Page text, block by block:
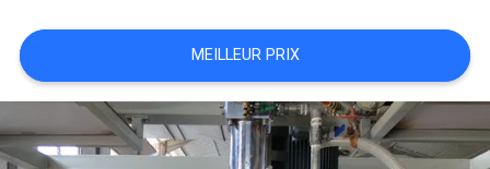
PLAN
DU
SITE
MEILLEUR PRIX